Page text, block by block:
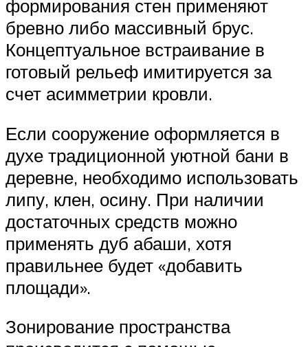
формирования стен применяют
бревно либо массивный брус.
Концептуальное встраивание в
готовый рельеф имитируется за
счет асимметрии кровли.
Если сооружение оформляется в
духе традиционной уютной бани в
деревне, необходимо использовать
липу, клен, осину. При наличии
достаточных средств можно
применять дуб абаши, хотя
правильнее будет «добавить
площади».
Зонирование пространства